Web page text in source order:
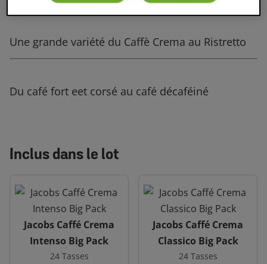
Une grande variété du Caffè Crema au Ristretto
Du café fort eet corsé au café décaféiné
Inclus dans le lot
Jacobs Caffé Crema
Intenso Big Pack
24 Tasses
Jacobs Caffé Crema
Classico Big Pack
24 Tasses